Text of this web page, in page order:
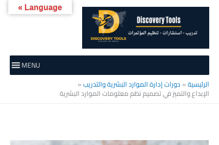
MENU
الرئيسية
دورات إدارة الموارد البشرية والتدريب
الإبداع والتميز في تصميم نظم معلومات الموارد البشرية
Language »